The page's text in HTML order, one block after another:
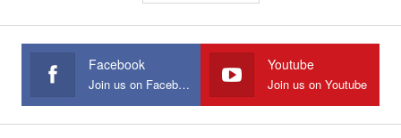
Facebook
Join us on Facebook
Youtube
Join us on Youtube